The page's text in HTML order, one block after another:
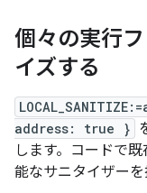
個々の実行
イズする
address: true }
します。コードで
能なサニタイザーを